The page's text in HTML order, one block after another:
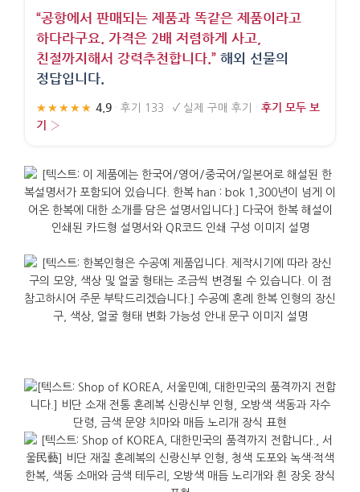
“공항에서 판매되는 제품과 똑같은 제품이라고
하다라구요. 가격은 2배 저렴하게 사고,
친절까지해서 강력추천합니다.” 해외 선물의
정답입니다.
★★★★★ 4.9 · 후기 133 · ✓ 실제 구매 후기 · 후기 모두 보
기 ›